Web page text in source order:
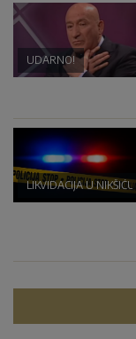
UDARNO!
LIKVIDACIJA U NIKŠIĆU